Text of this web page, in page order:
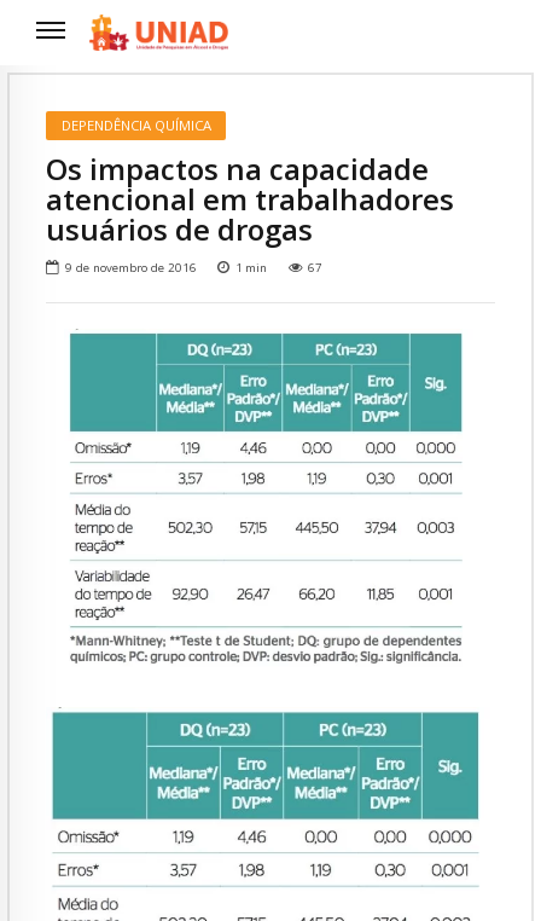
DEPENDÊNCIA QUÍMICA
Os impactos na capacidade
atencional em trabalhadores
usuários de drogas
9 de novembro de 2016 1 min 67